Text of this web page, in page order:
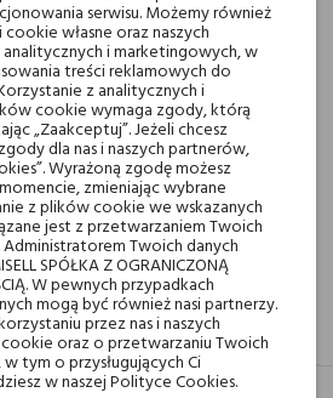
zamówienia powyżej 200 zł
kraju od 250 zł! Wysyłka w 48H
GPSR RECENZJE(0)
serwisu. Możemy również
własne oraz naszych
i marketingowych, w
treści reklamowych do
z analitycznych i
cookie wymaga zgody, którą
„Zaakceptuj”. Jeżeli chcesz
dla nas i naszych partnerów,
Wyrażoną zgodę możesz
zmieniając wybrane
z plików cookie we wskazanych
jest z przetwarzaniem Twoich
Twoich danych
SPÓŁKA Z OGRANICZONĄ
W pewnych przypadkach
mogą być również nasi partnerzy.
przez nas i naszych
oraz o przetwarzaniu Twoich
tym o przysługujących Ci
w naszej Polityce Cookies.